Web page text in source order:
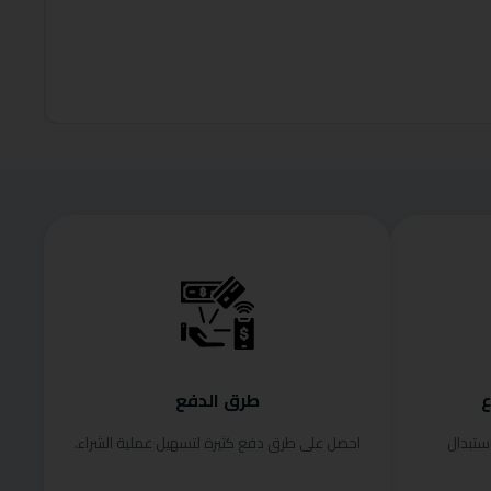
طرق الدفع
احصل على طرق دفع كثيرة لتسهيل عملية الشراء.